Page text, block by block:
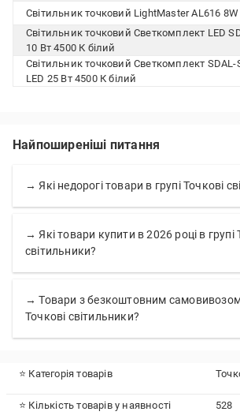
Світильник точковий LightMaster AL616 8W
Світильник точковий Светкомплект LED
10 Вт 4500 К білий
Світильник точковий Светкомплект SDAL-
LED 25 Вт 4500 К білий
Найпоширеніші питання
→ Які недорогі товари в групі Точкові
→ Які товари купити в 2026 році в групі
світильники?
→ Товари з безкоштовним самовивозом
Точкові світильники?
⭐ Категорія товарів
⭐ Кількість товарів у наявності 528